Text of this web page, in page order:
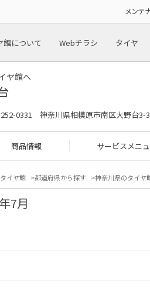
メンテ
館について Webチラシ タイヤ
ヤ館へ
252-0331 神奈川県相模原市南区大野台3-
商品情報 サービスメニ
イヤ館 都道府県から探す 神奈川県のタイヤ
7月